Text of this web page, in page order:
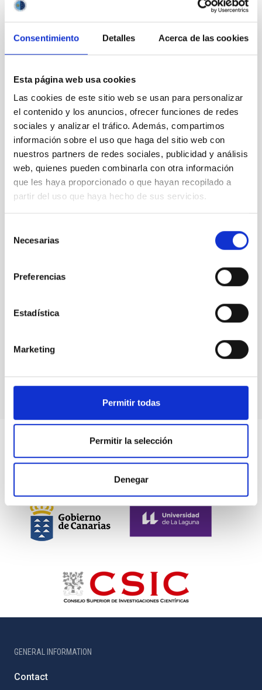
Consentimiento Detalles Acerca de las cookies
Esta página web usa cookies
Las cookies de este sitio web se usan para personalizar
el contenido y los anuncios, ofrecer funciones de redes
sociales y analizar el tráfico. Además, compartimos
información sobre el uso que haga del sitio web con
nuestros partners de redes sociales, publicidad y análisis
web, quienes pueden combinarla con otra información
que les haya proporcionado o que hayan recopilado a
partir del uso que haya hecho de sus servicios.
Necesarias
Preferencias
Estadística
Marketing
Permitir todas
Permitir la selección
Denegar
Mobility
GENERAL INFORMATION
Contact